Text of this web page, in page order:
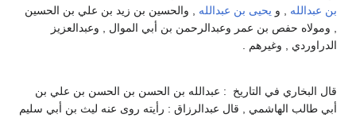
بن عبدالله , و يحيى بن عبدالله , والحسين بن زيد بن علي بن الحسين
, ومولاه حفص بن عمر وعبدالرحمن بن أبي الموال , وعبدالعزيز
الدراوردي , وغيرهم .
قال البخاري في التاريخ : عبدالله بن الحسن بن الحسن بن علي بن
أبي طالب الهاشمي , قال عبدالرزاق : رأيته روى عنه ليث بن أبي سليم